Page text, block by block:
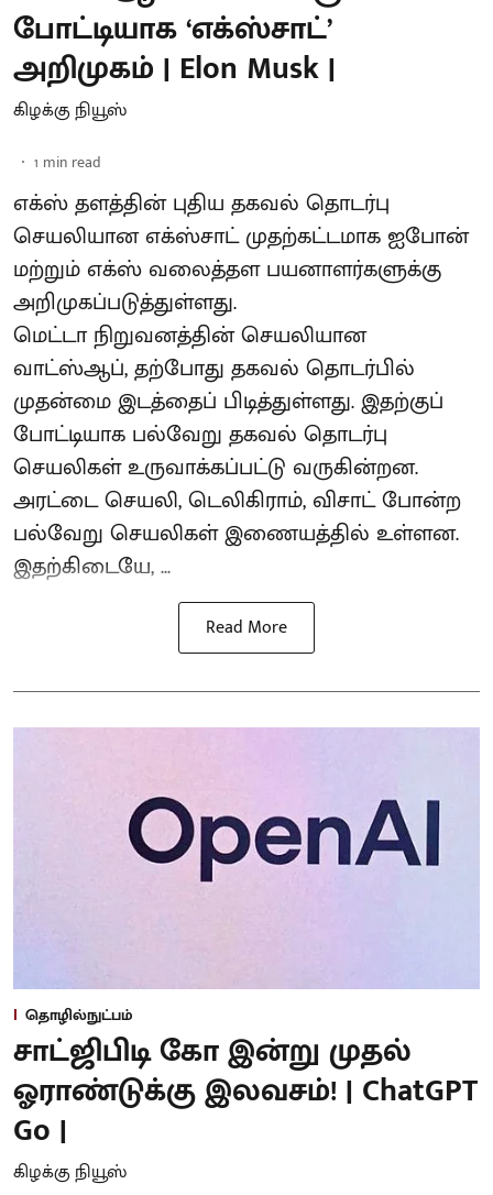
போட்டியாக ‘எக்ஸ்சாட்’
அறிமுகம் | Elon Musk |
கிழக்கு நியூஸ்
1 min read
எக்ஸ் தளத்தின் புதிய தகவல் தொடர்பு
செயலியான எக்ஸ்சாட் முதற்கட்டமாக ஐபோன்
மற்றும் எக்ஸ் வலைத்தள பயனாளர்களுக்கு
அறிமுகப்படுத்துள்ளது.
மெட்டா நிறுவனத்தின் செயலியான
வாட்ஸ்ஆப், தற்போது தகவல் தொடர்பில்
முதன்மை இடத்தைப் பிடித்துள்ளது. இதற்குப்
போட்டியாக பல்வேறு தகவல் தொடர்பு
செயலிகள் உருவாக்கப்பட்டு வருகின்றன.
அரட்டை செயலி, டெலிகிராம், விசாட் போன்ற
பல்வேறு செயலிகள் இணையத்தில் உள்ளன.
இதற்கிடையே, ...
Read More
தொழில்நுட்பம்
சாட்ஜிபிடி கோ இன்று முதல்
ஓராண்டுக்கு இலவசம்! | ChatGPT
Go |
கிழக்கு நியூஸ்